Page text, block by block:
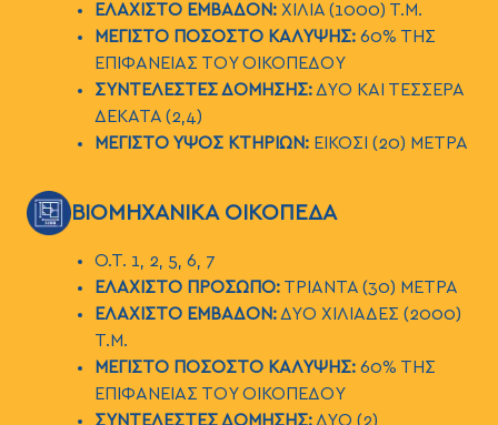
ΕΛΑΧΙΣΤΟ ΕΜΒΑΔΟΝ:ΧΙΛΙΑ (1000) Τ.Μ.
ΜΕΓΙΣΤΟ ΠΟΣΟΣΤΟ ΚΑΛΥΨΗΣ:60% ΤΗΣ
ΕΠΙΦΑΝΕΙΑΣ ΤΟΥ ΟΙΚΟΠΕΔΟΥ
ΣΥΝΤΕΛΕΣΤΕΣ ΔΟΜΗΣΗΣ:ΔΥΟ ΚΑΙ ΤΕΣΣΕΡΑ
ΔΕΚΑΤΑ (2,4)
ΜΕΓΙΣΤΟ ΥΨΟΣ ΚΤΗΡΙΩΝ:ΕΙΚΟΣΙ (20) ΜΕΤΡΑ
ΕΙΚΟΝΑΒΙΟΜΗΧΑΝΙΚΑ ΟΙΚΟΠΕΔΑ
Ο.Τ. 1, 2, 5, 6, 7
ΕΛΑΧΙΣΤΟ ΠΡΟΣΩΠΟ:ΤΡΙΑΝΤΑ (30) ΜΕΤΡΑ
ΕΛΑΧΙΣΤΟ ΕΜΒΑΔΟΝ:ΔΥΟ ΧΙΛΙΑΔΕΣ (2000)
Τ.Μ.
ΜΕΓΙΣΤΟ ΠΟΣΟΣΤΟ ΚΑΛΥΨΗΣ:60% ΤΗΣ
ΕΠΙΦΑΝΕΙΑΣ ΤΟΥ ΟΙΚΟΠΕΔΟΥ
ΣΥΝΤΕΛΕΣΤΕΣ ΔΟΜΗΣΗΣ:ΔΥΟ (2)